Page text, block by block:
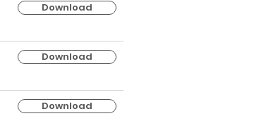
Download
Download
Download